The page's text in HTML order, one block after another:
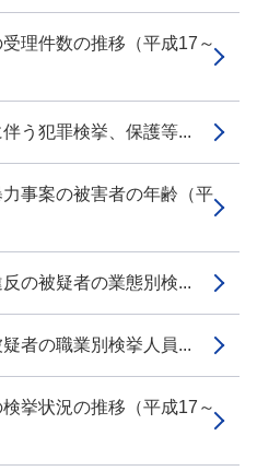
理件数の推移（平成17～
う犯罪検挙、保護等...
事案の被害者の年齢（平
の被疑者の業態別検...
者の職業別検挙人員...
挙状況の推移（平成17～